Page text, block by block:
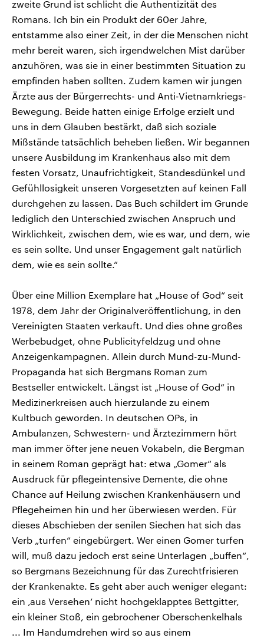
zweite Grund ist schlicht die Authentizität des
Romans. Ich bin ein Produkt der 60er Jahre,
entstamme also einer Zeit, in der die Menschen nicht
mehr bereit waren, sich irgendwelchen Mist darüber
anzuhören, was sie in einer bestimmten Situation zu
empfinden haben sollten. Zudem kamen wir jungen
Ärzte aus der Bürgerrechts- und Anti-Vietnamkriegs-
Bewegung. Beide hatten einige Erfolge erzielt und
uns in dem Glauben bestärkt, daß sich soziale
Mißstände tatsächlich beheben ließen. Wir begannen
unsere Ausbildung im Krankenhaus also mit dem
festen Vorsatz, Unaufrichtigkeit, Standesdünkel und
Gefühllosigkeit unseren Vorgesetzten auf keinen Fall
durchgehen zu lassen. Das Buch schildert im Grunde
lediglich den Unterschied zwischen Anspruch und
Wirklichkeit, zwischen dem, wie es war, und dem, wie
es sein sollte. Und unser Engagement galt natürlich
dem, wie es sein sollte.“
Über eine Million Exemplare hat „House of God“ seit
1978, dem Jahr der Originalveröffentlichung, in den
Vereinigten Staaten verkauft. Und dies ohne großes
Werbebudget, ohne Publicityfeldzug und ohne
Anzeigenkampagnen. Allein durch Mund-zu-Mund-
Propaganda hat sich Bergmans Roman zum
Bestseller entwickelt. Längst ist „House of God“ in
Medizinerkreisen auch hierzulande zu einem
Kultbuch geworden. In deutschen OPs, in
Ambulanzen, Schwestern- und Ärztezimmern hört
man immer öfter jene neuen Vokabeln, die Bergman
in seinem Roman geprägt hat: etwa „Gomer“ als
Ausdruck für pflegeintensive Demente, die ohne
Chance auf Heilung zwischen Krankenhäusern und
Pflegeheimen hin und her überwiesen werden. Für
dieses Abschieben der senilen Siechen hat sich das
Verb „turfen“ eingebürgert. Wer einen Gomer turfen
will, muß dazu jedoch erst seine Unterlagen „buffen“,
so Bergmans Bezeichnung für das Zurechtfrisieren
der Krankenakte. Es geht aber auch weniger elegant:
ein ‚aus Versehen‘ nicht hochgeklapptes Bettgitter,
ein kleiner Stoß, ein gebrochener Oberschenkelhals
... Im Handumdrehen wird so aus einem